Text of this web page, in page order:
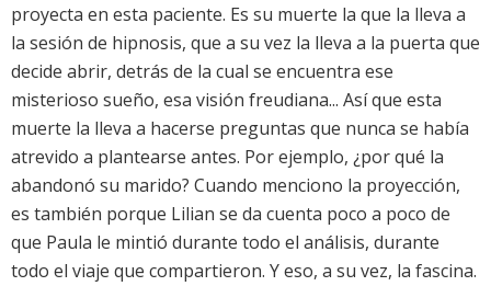
proyecta en esta paciente. Es su muerte la que la lleva a
la sesión de hipnosis, que a su vez la lleva a la puerta que
decide abrir, detrás de la cual se encuentra ese
misterioso sueño, esa visión freudiana... Así que esta
muerte la lleva a hacerse preguntas que nunca se había
atrevido a plantearse antes. Por ejemplo, ¿por qué la
abandonó su marido? Cuando menciono la proyección,
es también porque Lilian se da cuenta poco a poco de
que Paula le mintió durante todo el análisis, durante
todo el viaje que compartieron. Y eso, a su vez, la fascina.